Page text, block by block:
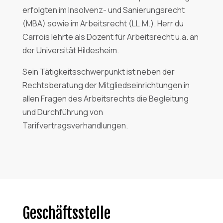
erfolgten im Insolvenz- und Sanierungsrecht
(MBA) sowie im Arbeitsrecht (LL.M.). Herr du
Carrois lehrte als Dozent für Arbeitsrecht u.a. an
der Universität Hildesheim.
Sein Tätigkeitsschwerpunkt ist neben der
Rechtsberatung der Mitgliedseinrichtungen in
allen Fragen des Arbeitsrechts die Begleitung
und Durchführung von
Tarifvertragsverhandlungen.
Geschäftsstelle